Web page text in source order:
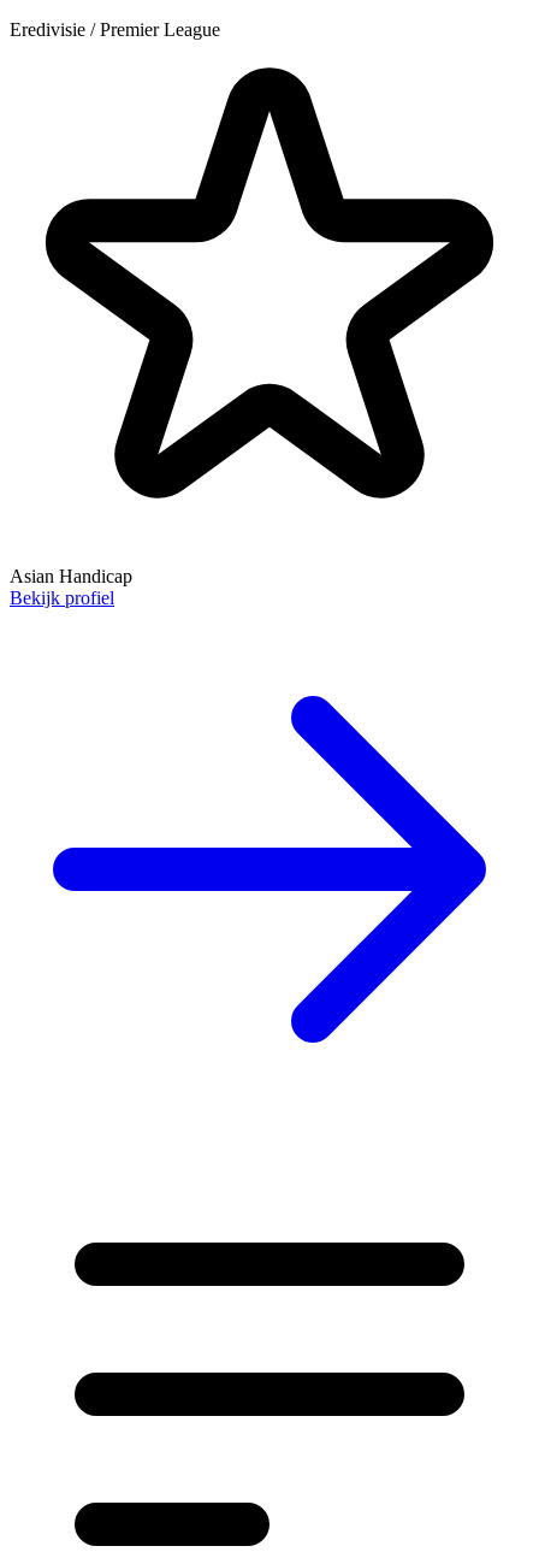
Eredivisie / Premier League
Asian Handicap
Bekijk profiel